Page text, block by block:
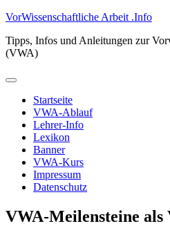
Zum
springen
VorWissenschaftliche Arbeit .Info
Tipps, Infos und Anleitungen zur
(VWA)
Primäres
Startseite
VWA-Ablauf
Lehrer-Info
Lexikon
Banner
VWA-Kurs
Impressum
Datenschutz
VWA-Meilensteine als